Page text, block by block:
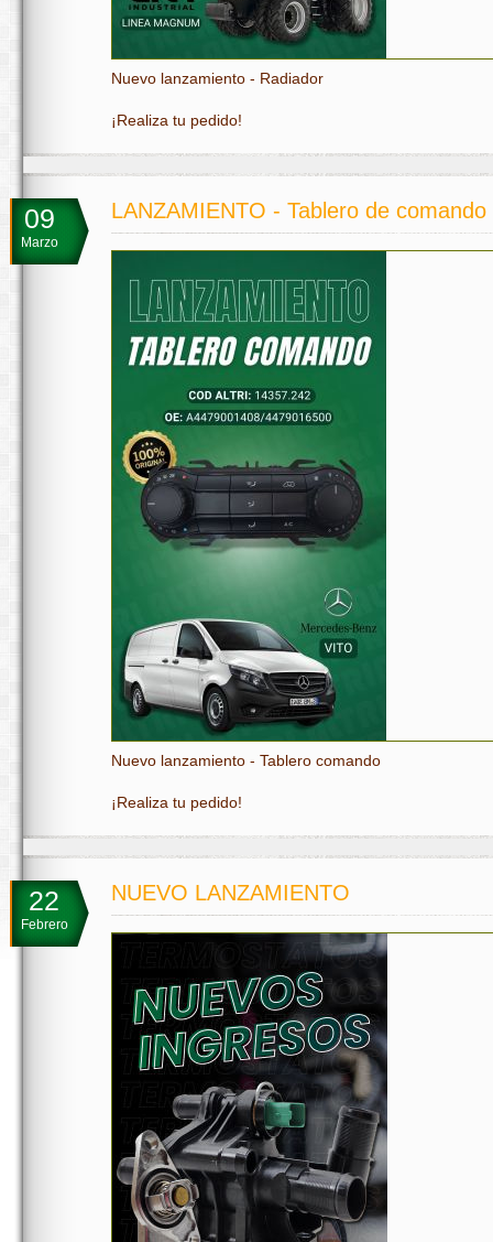
Nuevo lanzamiento - Radiador
¡Realiza tu pedido!
09
Marzo
LANZAMIENTO - Tablero de comando
Nuevo lanzamiento - Tablero comando
¡Realiza tu pedido!
22
Febrero
NUEVO LANZAMIENTO